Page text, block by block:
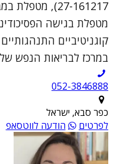
מטפלת בגישה
במרכז לבריאות הנפש
052-3846888
כפר סבא, ישראל
לפרטים
הודעה לווטסאפ